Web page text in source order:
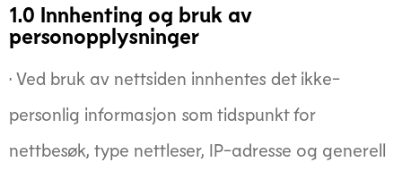
1.0 Innhenting og bruk av
personopplysninger
· Ved bruk av nettsiden innhentes det ikke-
personlig informasjon som tidspunkt for
nettbesøk, type nettleser, IP-adresse og generell